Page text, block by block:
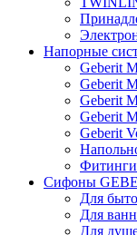
Напорные
Geberit
Geberit
Geberit
Geberit
Geberit
Сифоны
Для
Для ванн
Для